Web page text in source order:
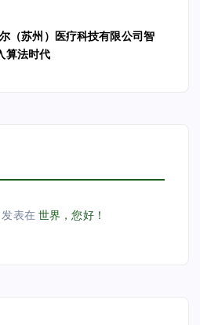
尔（苏州）医疗科技有限公司智
算法时代
发表在世界，您好！